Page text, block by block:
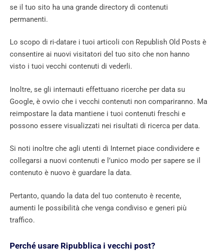
se il tuo sito ha una grande directory di contenuti
permanenti.
Lo scopo di ri-datare i tuoi articoli con Republish Old Posts è
consentire ai nuovi visitatori del tuo sito che non hanno
visto i tuoi vecchi contenuti di vederli.
Inoltre, se gli internauti effettuano ricerche per data su
Google, è ovvio che i vecchi contenuti non compariranno. Ma
reimpostare la data mantiene i tuoi contenuti freschi e
possono essere visualizzati nei risultati di ricerca per data.
Si noti inoltre che agli utenti di Internet piace condividere e
collegarsi a nuovi contenuti e l’unico modo per sapere se il
contenuto è nuovo è guardare la data.
Pertanto, quando la data del tuo contenuto è recente,
aumenti le possibilità che venga condiviso e generi più
traffico.
Perché usare Ripubblica i vecchi post?